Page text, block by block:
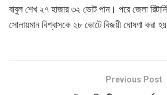
বাবুল শেখ ২৭ হাজার ৩২ ভোট পান। পরে জেলা
সোলায়মান বিশ্বাসকে ২৮ ভোটে বিজয়ী ঘোষণা করা
Previous Post